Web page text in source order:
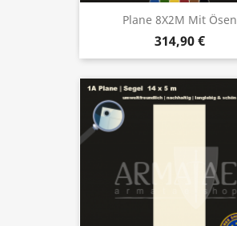
Plane 8X2M Mit Ösen
314,90 €